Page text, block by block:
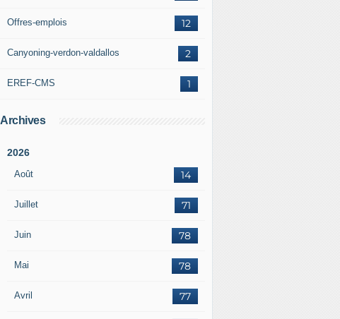
12
Offres-emplois
2
Canyoning-verdon-valdallos
1
EREF-CMS
Archives
2026
Août 14
Juillet 71
Juin 78
Mai 78
Avril 77